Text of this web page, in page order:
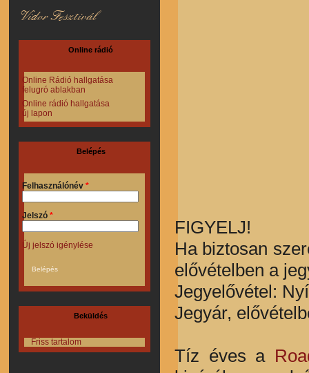
Vidor Fesztivál
Online rádió
Online Rádió hallgatása
felugró ablakban
Online rádió hallgatása
új lapon
Belépés
Felhasználónév *
Jelszó *
Új jelszó igénylése
Beküldés
Friss tartalom
FIGYELJ!
Ha biztosan
elővételben a
Jegyelővétel:
Jegyár,
Tíz éves a